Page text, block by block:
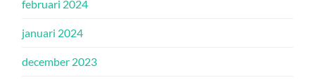
februari 2024
januari 2024
december 2023